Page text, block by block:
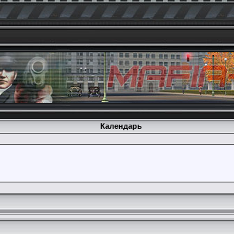
Календарь